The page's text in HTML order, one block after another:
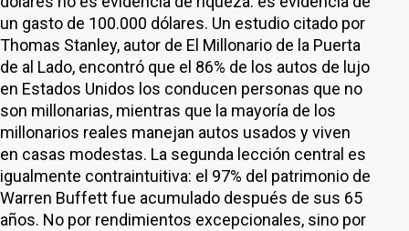
un gasto de 100.000 dólares. Un estudio citado por
Thomas Stanley, autor de El Millonario de la Puerta
de al Lado, encontró que el 86% de los autos de lujo
en Estados Unidos los conducen personas que no
son millonarias, mientras que la mayoría de los
millonarios reales manejan autos usados y viven
en casas modestas. La segunda lección central es
igualmente contraintuitiva: el 97% del patrimonio de
Warren Buffett fue acumulado después de sus 65
años. No por rendimientos excepcionales, sino por